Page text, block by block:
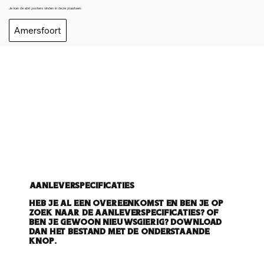
Je kan de abri posters vinden in deze plaatsen:
Amersfoort
Aanleverspecificaties
Heb je al een overeenkomst en ben je op
zoek naar de aanleverspecificaties? Of
ben je gewoon nieuwsgierig? Download
dan het bestand met de onderstaande
knop.